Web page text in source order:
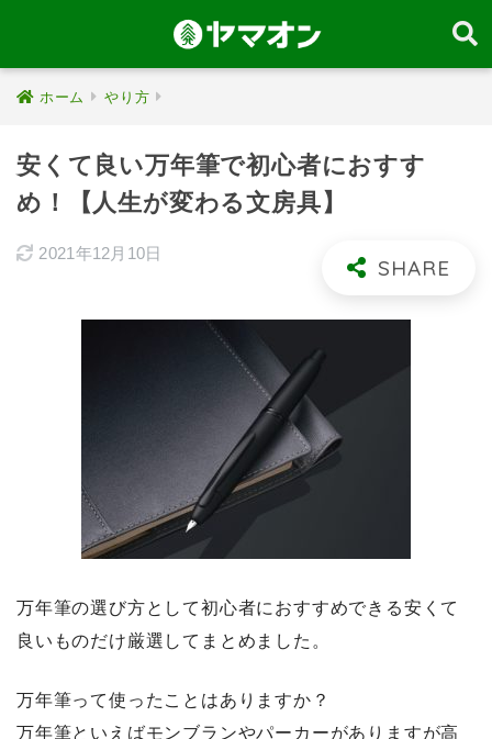
ホーム やり方
安くて良い万年筆で初心者におすす
め！【人生が変わる文房具】
2021年12月10日
万年筆の選び方として初心者におすすめできる安くて
良いものだけ厳選してまとめました。
万年筆って使ったことはありますか？
万年筆といえばモンブランやパーカーがありますが高